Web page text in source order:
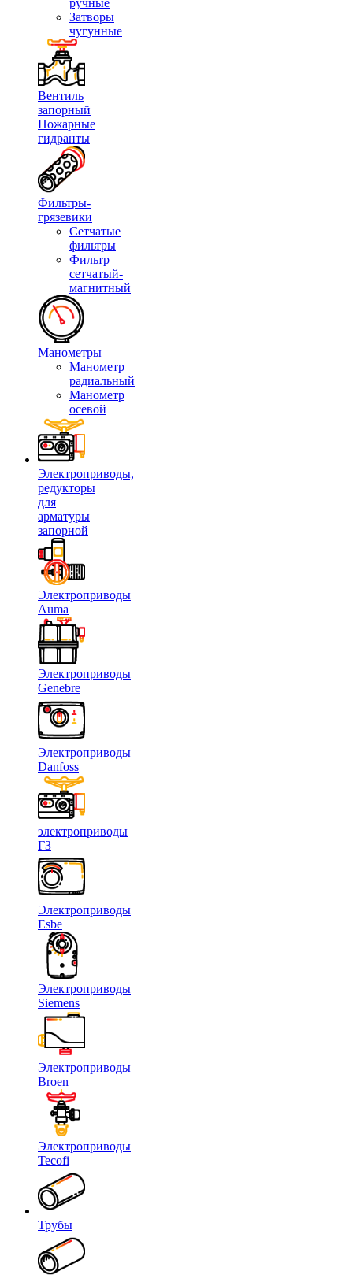
ручные
Затворы
чугунные
Вентиль
запорный
Пожарные
гидранты
Фильтры-
грязевики
Сетчатые
фильтры
Фильтр
сетчатый-
магнитный
Манометры
Манометр
радиальный
Манометр
осевой
Электроприводы,
редукторы
для
арматуры
запорной
Электроприводы
Auma
Электроприводы
Genebre
Электроприводы
Danfoss
электроприводы
ГЗ
Электроприводы
Esbe
Электроприводы
Siemens
Электроприводы
Broen
Электроприводы
Tecofi
Трубы